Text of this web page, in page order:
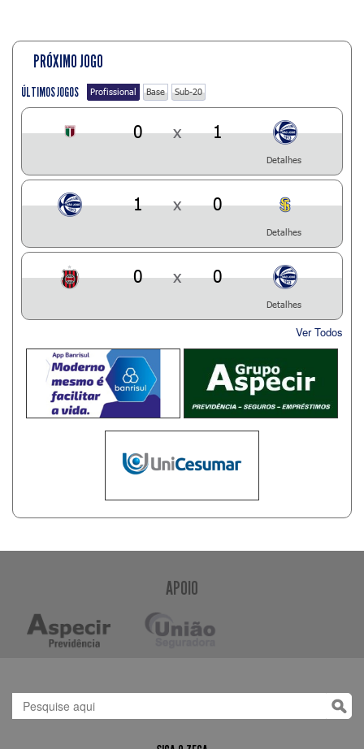
PRÓXIMO JOGO
ÚLTIMOS JOGOS Profissional Base Sub-20
0 x 1
Detalhes
1 x 0
Detalhes
0 x 0
Detalhes
Ver Todos
APOIO